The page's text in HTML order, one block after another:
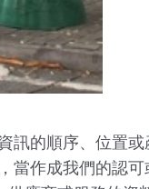
訊的順序、位置
作成我們的認可